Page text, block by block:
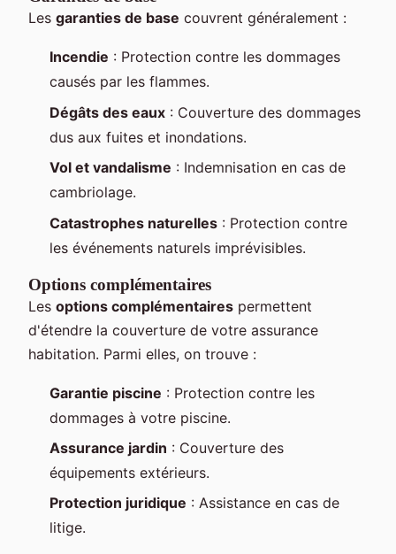
Les garanties de base couvrent généralement :
Incendie : Protection contre les dommages
causés par les flammes.
Dégâts des eaux : Couverture des dommages
dus aux fuites et inondations.
Vol et vandalisme : Indemnisation en cas de
cambriolage.
Catastrophes naturelles : Protection contre
les événements naturels imprévisibles.
Options complémentaires
Les options complémentaires permettent
d'étendre la couverture de votre assurance
habitation. Parmi elles, on trouve :
Garantie piscine : Protection contre les
dommages à votre piscine.
Assurance jardin : Couverture des
équipements extérieurs.
Protection juridique : Assistance en cas de
litige.